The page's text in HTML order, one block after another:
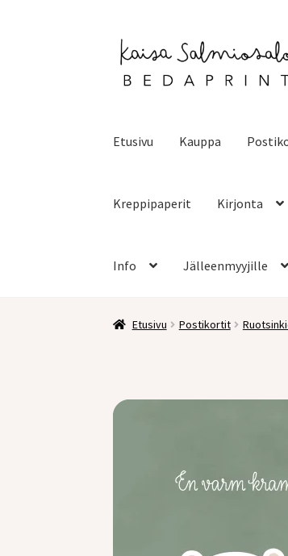
Siirry
navigointiin
Siirry
sisältöön
Etusivu Kauppa
Kreppipaperit Kirjonta
Info Jälleenmyyjille
Etusivu Postikortit